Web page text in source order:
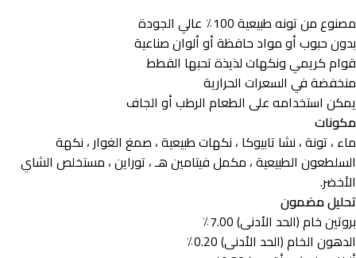
مصنوع من تونه طبيعية 100٪ عالي الجودة
بدون حبوب أو مواد حافظة أو ألوان صناعية
قوام كريمي ونكهات لذيذة تحبها القطط
منخفضة في السعرات الحرارية
يمكن استخدامه على الطعام الرطب أو الجاف
مكونات
ماء ، تونة ، نشا تابيوكا ، نكهات طبيعية ، صمغ الغوار ، نكهة
السلطعون الطبيعية ، مكمل فيتامين هـ ، توراين ، مستخلص الشاي
الأخضر.
تحليل مضمون
بروتين خام (الحد الأدنى) 7.00٪
الدهون الخام (الحد الأدنى) 0.20٪